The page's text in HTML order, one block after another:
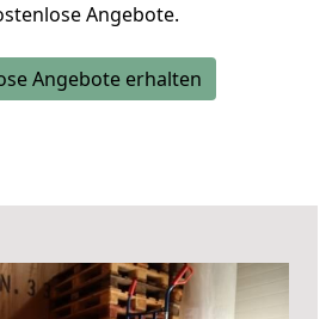
Angebote.
Angebote erhalten